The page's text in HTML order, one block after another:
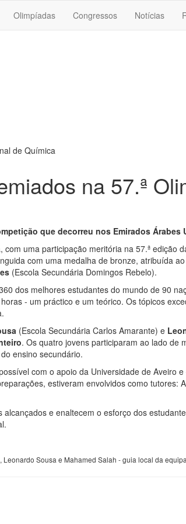
Olimpíadas Congressos Notícias
de Química
na 57.ª
que decorreu nos Emirados Árabes
uma participação meritória na 57.ª edição
com uma medalha de bronze, atribuída
(Escola Secundária Domingos Rebelo).
dos melhores estudantes do mundo de 90
- um práctico e um teórico. Os tópicos
(Escola Secundária Carlos Amarante) e
. Os quatro jovens participaram ao lado de
ensino secundário.
com o apoio da Universidade de Aveiro
estiveram envolvidos como tutores:
e enaltecem o esforço dos
Sousa e Mahamed Salah - guia local da equipa